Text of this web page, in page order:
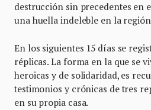
destrucción sin precedentes en
una huella indeleble en la
En los siguientes 15 días se
réplicas. La forma en la que se
heroicas y de solidaridad, es
testimonios y crónicas de tres
en su propia casa.